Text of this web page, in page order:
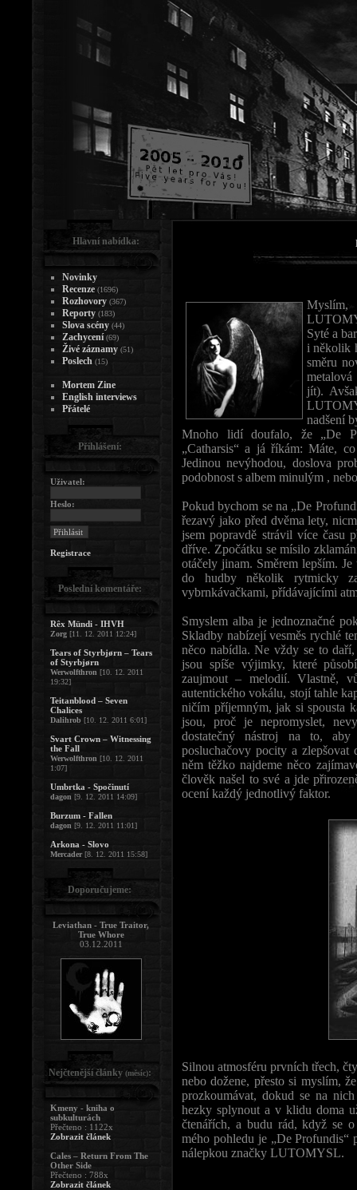
Myslím,
Syté a
i několik
směru
jít).
nadšení
Mnoho lidí doufalo, že „De
„Catharsis“ a já říkám: Máte,
Jedinou nevýhodou, doslova
podobnost s albem minulým ,
Pokud bychom se na „De
řezavý jako před dvěma lety,
jsem popravdě strávil více času
dříve. Zpočátku se mísilo
otáčely jinam. Směrem lepším.
do hudby několik rytmicky
vybrnkávačkami, přídávajícími
Smyslem alba je jednoznačné
Skladby nabízejí vesměs rychlé
něco nabídla. Ne vždy se to
jsou spíše výjimky, které
zaujmout – melodií. Vlastně,
autentického vokálu, stojí tahle
ničím příjemným, jak si spousta
jsou, proč je nepromyslet,
dostatečný nástroj na to,
posluchačovy pocity a
něm těžko najdeme něco
člověk našel to své a jde
ocení každý jednotlivý faktor.
Silnou atmosféru prvních třech,
nebo dožene, přesto si myslím,
prozkoumávat, dokud se na
hezky splynout a v klidu doma
čtenářích, a budu rád, když se
mého pohledu je „De Profundis“
nálepkou značky LUTOMYSL.
Hlavní nabídka:
Novinky
Recenze (1696)
Rozhovory (367)
Reporty (183)
Slova scény (44)
Zachycení (69)
Živé záznamy (51)
Poslech (15)
Mortem Zine
English interviews
Přátelé
Přihlášení:
Uživatel:
Heslo:
Registrace
Poslední komentáře:
Rêx Mündi - IHVH
Zorg [11. 12. 2011 12:24]
Tears of Styrbjørn – Tears
of Styrbjørn
Werwolfthron [10. 12. 2011
19:32]
Teitanblood – Seven
Chalices
Dalihrob [10. 12. 2011 6:01]
Svart Crown – Witnessing
the Fall
Werwolfthron [10. 12. 2011
1:07]
Umbrtka - Spočinutí
dagon [9. 12. 2011 14:09]
Burzum - Fallen
dagon [9. 12. 2011 11:01]
Arkona - Slovo
Mercader[8. 12. 2011 15:58]
Doporučujeme:
Leviathan - True Traitor,
True Whore
03.12.2011
Nejčtenější články (měsíc):
Kmeny - kniha o
subkulturách
Přečteno : 1122x
Zobrazit článek
Cales – Return From The
Other Side
Přečteno : 788x
Zobrazit článek